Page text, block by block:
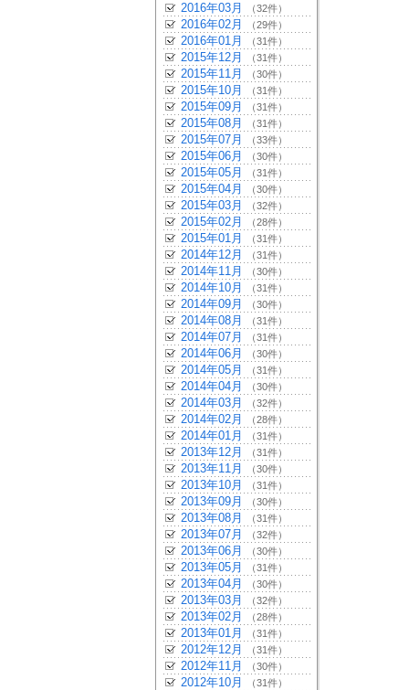
2016年03月 （32件）
2016年02月 （29件）
2016年01月 （31件）
2015年12月 （31件）
2015年11月 （30件）
2015年10月 （31件）
2015年09月 （31件）
2015年08月 （31件）
2015年07月 （33件）
2015年06月 （30件）
2015年05月 （31件）
2015年04月 （30件）
2015年03月 （32件）
2015年02月 （28件）
2015年01月 （31件）
2014年12月 （31件）
2014年11月 （30件）
2014年10月 （31件）
2014年09月 （30件）
2014年08月 （31件）
2014年07月 （31件）
2014年06月 （30件）
2014年05月 （31件）
2014年04月 （30件）
2014年03月 （32件）
2014年02月 （28件）
2014年01月 （31件）
2013年12月 （31件）
2013年11月 （30件）
2013年10月 （31件）
2013年09月 （30件）
2013年08月 （31件）
2013年07月 （32件）
2013年06月 （30件）
2013年05月 （31件）
2013年04月 （30件）
2013年03月 （32件）
2013年02月 （28件）
2013年01月 （31件）
2012年12月 （31件）
2012年11月 （30件）
2012年10月 （31件）